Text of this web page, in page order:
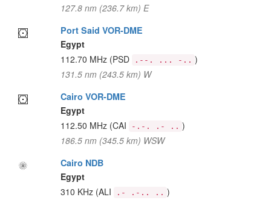
127.8 nm (236.7 km) E
Port Said VOR-DME
Egypt
112.70 MHz (PSD .--. ... -.. )
131.5 nm (243.5 km) W
Cairo VOR-DME
Egypt
112.50 MHz (CAI -.-. .- .. )
186.5 nm (345.5 km) WSW
Cairo NDB
Egypt
310 KHz (ALI .- .-.. .. )